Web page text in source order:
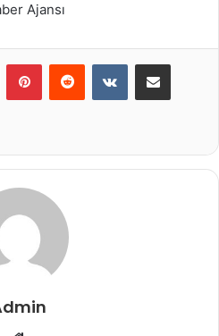
Ajansı
PinterestReddit VKontakteE-Posta ile paylaş